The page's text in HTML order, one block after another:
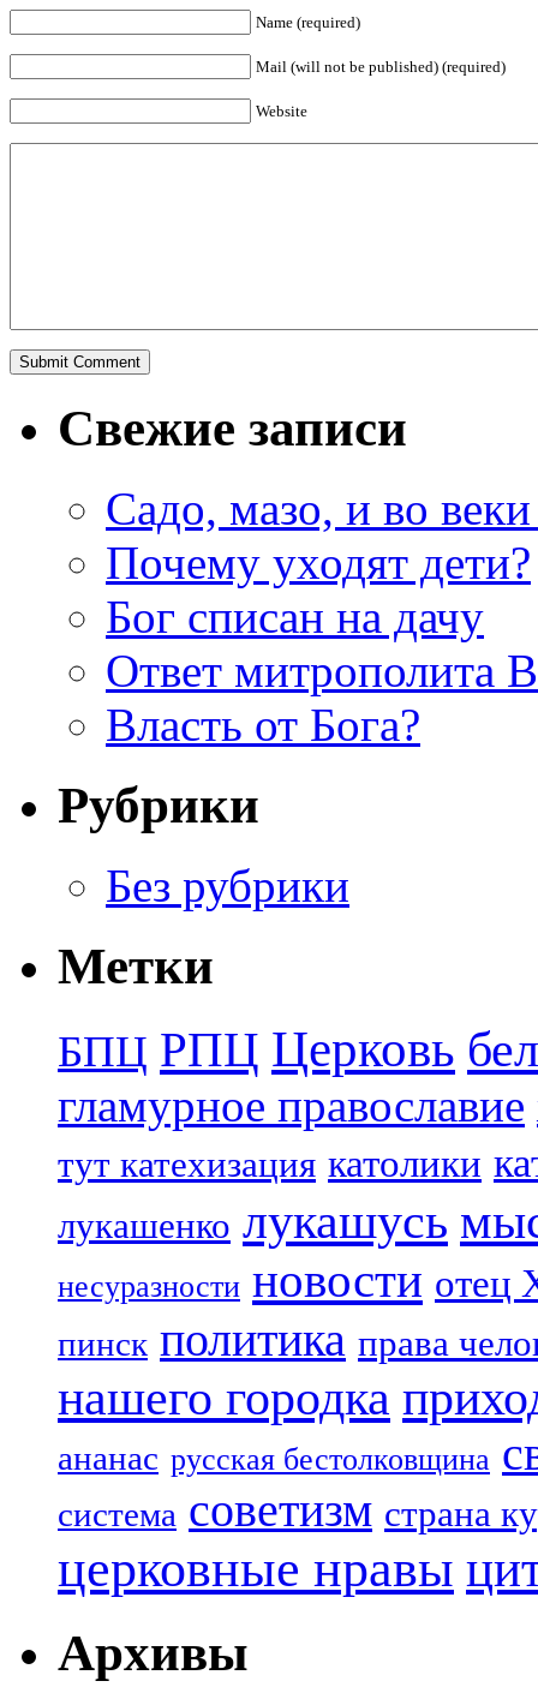
Name (required)
Mail (will not be published) (required)
Website
Свежие записи
Садо, мазо, и во веки
Почему уходят дети?
Бог списан на дачу
Ответ митрополита
Власть от Бога?
Рубрики
Без рубрики
Метки
БПЦ РПЦ Церковь
гламурное православие
тут катехизация католики
лукашенко лукашусь
несуразности новости отец
пинск политика права
нашего городка
ананас русская бестолковщина
система советизм страна
церковные нравы
Архивы